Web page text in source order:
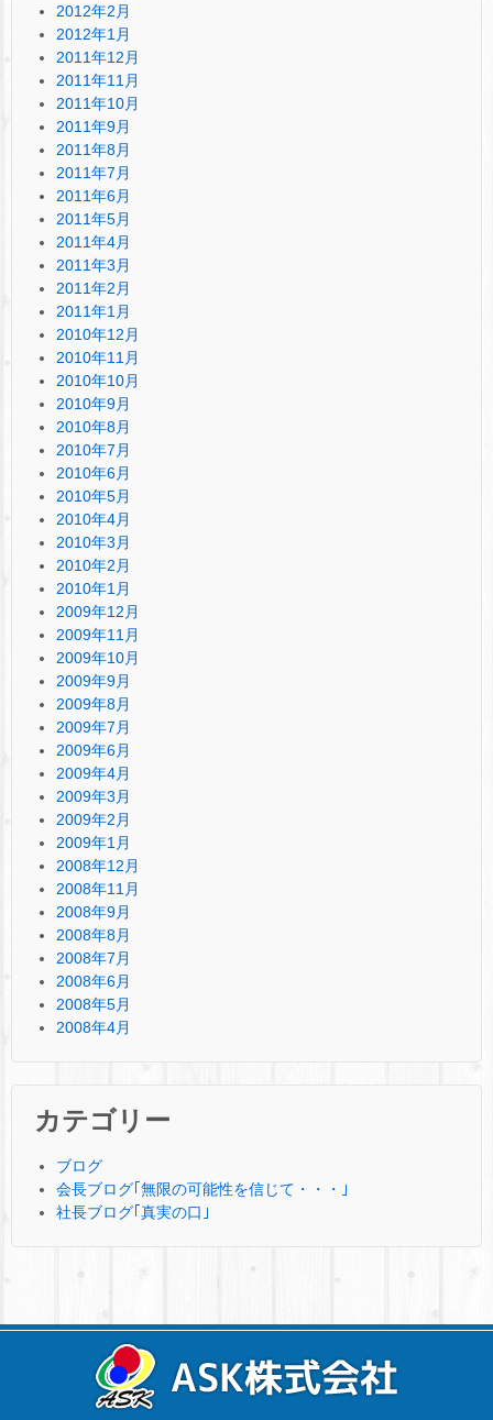
2012年2月
2012年1月
2011年12月
2011年11月
2011年10月
2011年9月
2011年8月
2011年7月
2011年6月
2011年5月
2011年4月
2011年3月
2011年2月
2011年1月
2010年12月
2010年11月
2010年10月
2010年9月
2010年8月
2010年7月
2010年6月
2010年5月
2010年4月
2010年3月
2010年2月
2010年1月
2009年12月
2009年11月
2009年10月
2009年9月
2009年8月
2009年7月
2009年6月
2009年4月
2009年3月
2009年2月
2009年1月
2008年12月
2008年11月
2008年9月
2008年8月
2008年7月
2008年6月
2008年5月
2008年4月
カテゴリー
ブログ
会長ブログ｢無限の可能性を信じて・・・｣
社長ブログ｢真実の口｣